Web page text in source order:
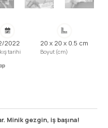
2022
tarihi
20 x 20 x 0.5 cm
Boyut (cm)
Minik gezgin, iş başına!